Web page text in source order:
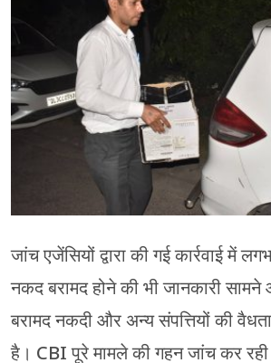
जांच एजेंसियों द्वारा की गई कार्रवाई में
नकद बरामद होने की भी जानकारी
बरामद नकदी और अन्य संपत्तियों की
है। CBI पूरे मामले की गहन जांच कर